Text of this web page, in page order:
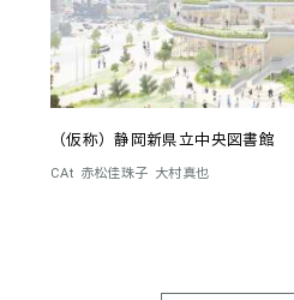
（仮称）静岡新県立中央図書館
CAt 赤松佳珠子 大村真也